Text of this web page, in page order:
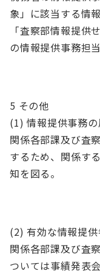
象」に該当する情
「査察部情報提供
の情報提供事務担
5 その他
(1) 情報提供事務の
関係各部課及び査
するため、関係す
知を図る。
(2) 有効な情報提
関係各部課及び査
ついては事績発表